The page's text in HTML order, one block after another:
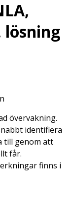
övervakning.
identifiera
till genom att
får.
finns i